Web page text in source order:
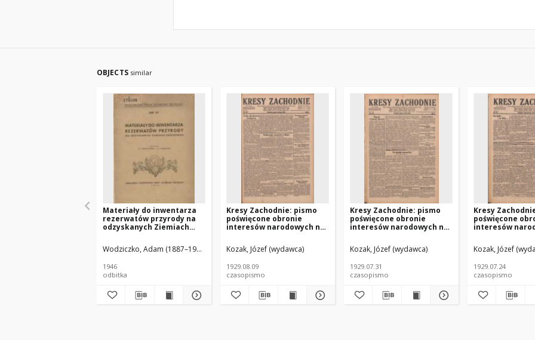
OBJECTS similar
Materiały do inwentarza
rezerwatów przyrody na
odzyskanych Ziemiach
Wodziczko, Adam (1887–1948)
Czubiński, Z. (1912–1967)
1946
odbitka
Kresy Zachodnie: pismo
poświęcone obronie
interesów narodowych na
Polski 1929.08.09 R.7 Nr181
Kozak, Józef (wydawca)
1929.08.09
czasopismo
Kresy Zachodnie: pismo
poświęcone obronie
interesów narodowych na
Polski 1929.07.31 R.7 Nr173
Kozak, Józef (wydawca)
1929.07.31
czasopismo
Kresy
poświęcone
interesów
Polski
Kozak, Józef
1929.07.24
czasopismo